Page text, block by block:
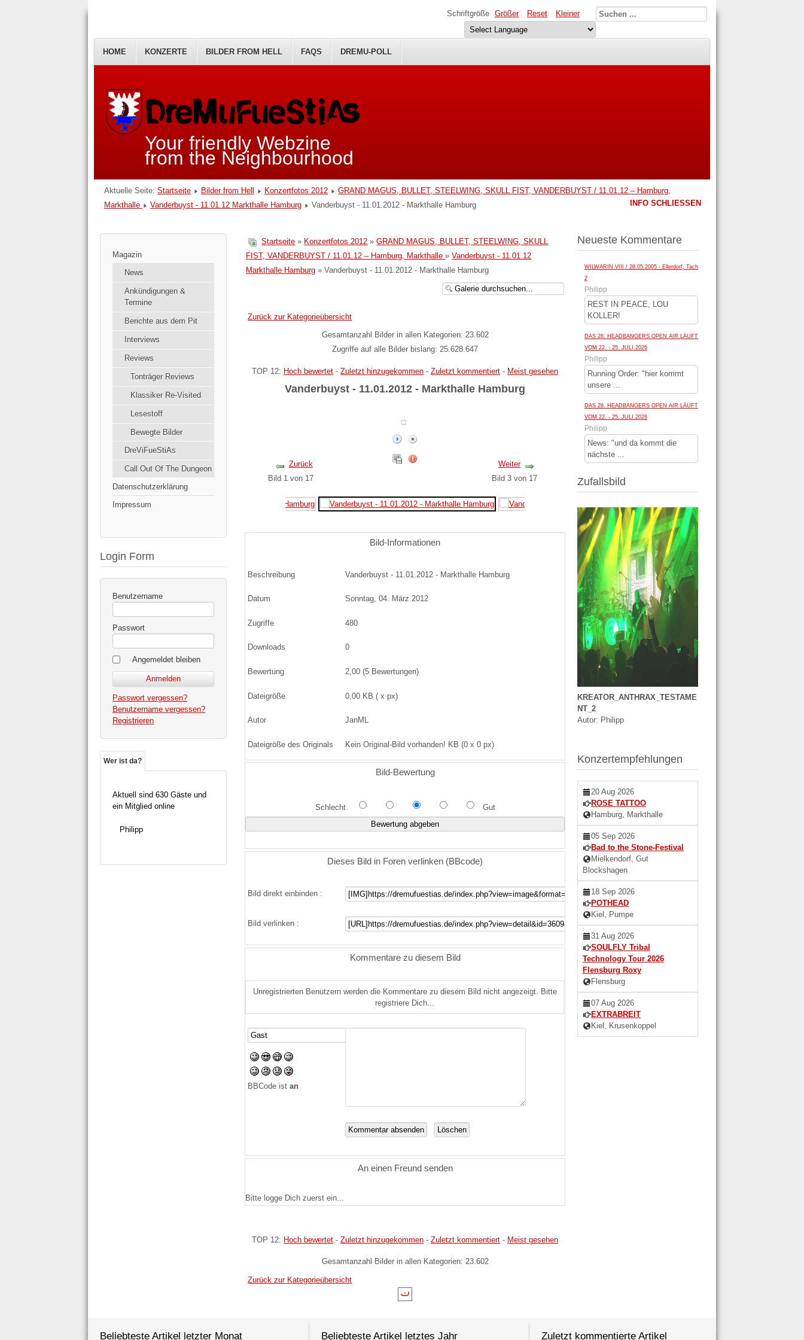
Your friendly Webzine
from the Neighbourhood
HOME KONZERTE BILDER FROM HELL FAQS DREMU-POLL
Schriftgröße Größer Reset Kleiner
Aktuelle Seite: Startseite Bilder from Hell Konzertfotos 2012
GRAND MAGUS, BULLET, STEELWING, SKULL FIST, VANDERBUYST / 11.01.12 – Hamburg,
Markthalle
Vanderbuyst - 11.01.12 Markthalle Hamburg Vanderbuyst - 11.01.2012 - Markthalle Hamburg
Magazin
News
Ankündigungen &
Termine
Berichte aus dem Pit
Interviews
Reviews
Tonträger Reviews
Klassiker Re-Visited
Lesestoff
Bewegte Bilder
DreViFueStiAs
Call Out Of The Dungeon
Datenschutzerklärung
Impressum
Login Form
Benutzername
Passwort
Angemeldet bleiben
Passwort vergessen?
Benutzername vergessen?
Registrieren
Wer ist da?
Aktuell sind 630 Gäste und
ein Mitglied online
Philipp
Startseite » Konzertfotos 2012 »GRAND MAGUS, BULLET, STEELWING, SKULL
FIST, VANDERBUYST / 11.01.12 – Hamburg, Markthalle»Vanderbuyst - 11.01.12
Markthalle Hamburg » Vanderbuyst - 11.01.2012 - Markthalle Hamburg
Zurück zur Kategorieübersicht
Gesamtanzahl Bilder in allen Kategorien: 23.602
Zugriffe auf alle Bilder bislang: 25.628.647
TOP 12: Hoch bewertet -Zuletzt hinzugekommen -Zuletzt kommentiert - Meist gesehen
Vanderbuyst - 11.01.2012 - Markthalle Hamburg
Zurück
Bild 1 von 17
Weiter
Bild 3 von 17
Bild-Informationen
Beschreibung Vanderbuyst - 11.01.2012 - Markthalle Hamburg
Datum Sonntag, 04. März 2012
Zugriffe 480
Downloads 0
Bewertung 2,00 (5 Bewertungen)
Dateigröße 0,00 KB ( x px)
Autor JanML
Dateigröße des Originals Kein Original-Bild vorhanden! KB (0 x 0 px)
Bild-Bewertung
Schlecht Gut
Dieses Bild in Foren verlinken (BBcode)
Bild direkt einbinden :
Bild verlinken :
Kommentare zu diesem Bild
Unregistrierten Benutzern werden die Kommentare zu diesem Bild nicht angezeigt. Bitte
registriere Dich...
BBCode istan
An einen Freund senden
Bitte logge Dich zuerst ein...
TOP 12: Hoch bewertet -Zuletzt hinzugekommen -Zuletzt kommentiert - Meist gesehen
Gesamtanzahl Bilder in allen Kategorien: 23.602
Zurück zur Kategorieübersicht
INFO SCHLIESSEN
Neueste Kommentare
WILWARIN VIII / 28.05.2005 - Ellerdorf, Tach
2
Philipp
REST IN PEACE, LOU
KOLLER!
DAS 28. HEADBANGERS OPEN AIR LÄUFT
VOM 22. - 25. JULI 2026
Philipp
Running Order: "hier kommt
unsere ...
DAS 28. HEADBANGERS OPEN AIR LÄUFT
VOM 22. - 25. JULI 2026
Philipp
News: "und da kommt die
nächste ...
Zufallsbild
KREATOR_ANTHRAX_TESTAME
NT_2
Autor: Philipp
Konzertempfehlungen
20 Aug 2026
ROSE TATTOO
Hamburg, Markthalle
05 Sep 2026
Bad to the Stone-Festival
Mielkendorf, Gut
Blockshagen
18 Sep 2026
POTHEAD
Kiel, Pumpe
31 Aug 2026
SOULFLY Tribal
Technology Tour 2026
Flensburg Roxy
Flensburg
07 Aug 2026
EXTRABREIT
Kiel, Krusenkoppel
Beliebteste Artikel letzter Monat Beliebteste Artikel letztes Jahr Zuletzt kommentierte Artikel